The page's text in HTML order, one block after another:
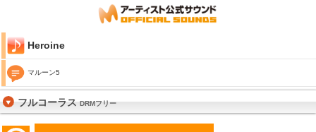
Heroine
マルーン5
フルコーラスDRMフリー